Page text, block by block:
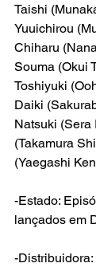
Taishi
Yuuichirou
Chiharu
Souma (Okui
Toshiyuki
Daiki
Natsuki (Sera
(Takamura
(Yaegashi
-Estado:
lançados em
-Distribuidora: